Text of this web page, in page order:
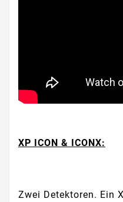
XP ICON & ICONX:
Zwei Detektoren. Ein